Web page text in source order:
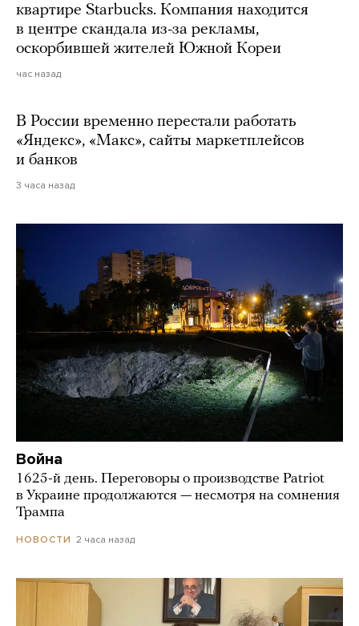
квартире Starbucks. Компания находится
в центре скандала из-за рекламы,
оскорбившей жителей Южной Кореи
час назад
В России временно перестали работать
«Яндекс», «Макс», сайты маркетплейсов
и банков
3 часа назад
Война
1625-й день. Переговоры о производстве Patriot
в Украине продолжаются — несмотря на сомнения
Трампа
НОВОСТИ 2 часа назад